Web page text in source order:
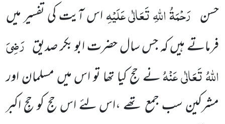
حسن رَحْمَۃُ اللہِ تَعَالٰی عَلَیْہِاس آیت کی تفسیر میں
فرماتے ہیں کہ جس سال حضرت ابو بکر صدیق رَضِیَ
اللہُ تَعَالٰی عَنْہُنے حج کیا تھا تو اس میں مسلمان اور
مشرکین سب جمع تھے ،اس لئے اس حج کو حجِ اکبر